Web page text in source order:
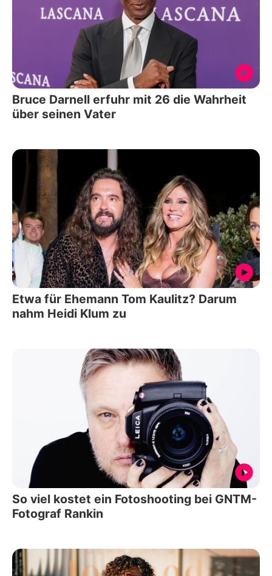
Bruce Darnell erfuhr mit 26 die Wahrheit
über seinen Vater
Etwa für Ehemann Tom Kaulitz? Darum
nahm Heidi Klum zu
So viel kostet ein Fotoshooting bei GNTM-
Fotograf Rankin